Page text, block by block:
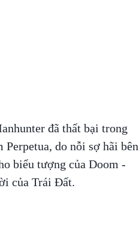
đã thất bại trong
do nỗi sợ hãi bên
biểu tượng của Doom -
của Trái Đất.